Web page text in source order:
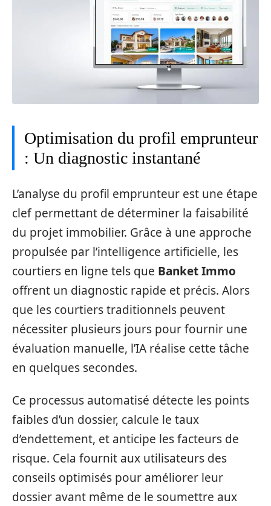
Optimisation du profil emprunteur
: Un diagnostic instantané
L’analyse du profil emprunteur est une étape
clef permettant de déterminer la faisabilité
du projet immobilier. Grâce à une approche
propulsée par l’intelligence artificielle, les
courtiers en ligne tels que Banket Immo
offrent un diagnostic rapide et précis. Alors
que les courtiers traditionnels peuvent
nécessiter plusieurs jours pour fournir une
évaluation manuelle, l’IA réalise cette tâche
en quelques secondes.
Ce processus automatisé détecte les points
faibles d’un dossier, calcule le taux
d’endettement, et anticipe les facteurs de
risque. Cela fournit aux utilisateurs des
conseils optimisés pour améliorer leur
dossier avant même de le soumettre aux